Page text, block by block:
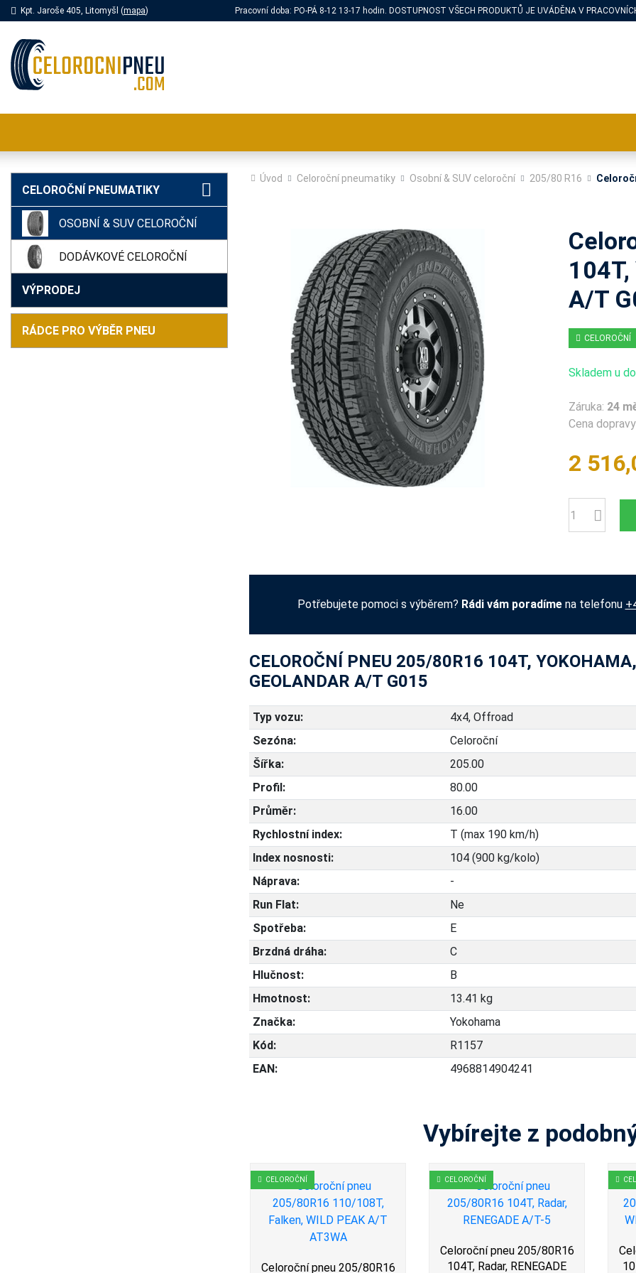
Kpt. Jaroše 405, Litomyšl (mapa) Pracovní doba: PO-PÁ 8-12 13-17 hodin. DOSTUPNOST VŠECH PRODUKTŮ JE UVÁDĚNA V
CELOROČNÍ PNEUMATIKY
OSOBNÍ & SUV CELOROČNÍ
DODÁVKOVÉ CELOROČNÍ
VÝPRODEJ
RÁDCE PRO VÝBĚR PNEU
Úvod Celoroční pneumatiky Osobní & SUV celoroční 205/80 R16
104T,
A/T
CELOROČNÍ
Skladem u
Záruka: 24
Cena
2
Počet
Potřebujete pomoci s výběrem? Rádi vám poradímena telefonu
CELOROČNÍ PNEU 205/80R16 104T, YOKOHAMA,
GEOLANDAR A/T G015
Typ vozu:
4x4, Offroad
Sezóna:
Celoroční
Šířka:
205.00
Profil:
80.00
Průměr:
16.00
Rychlostní index:
T (max 190 km/h)
Index nosnosti:
104 (900 kg/kolo)
Náprava:
-
Run Flat:
Ne
Spotřeba:
E
Brzdná dráha:
C
Hlučnost:
B
Hmotnost:
13.41 kg
Značka:
Yokohama
Kód:
R1157
EAN:
4968814904241
Vybírejte z
CELOROČNÍ
Celoroční pneu 205/80R16
CELOROČNÍ
Celoroční pneu 205/80R16
104T, Radar, RENEGADE